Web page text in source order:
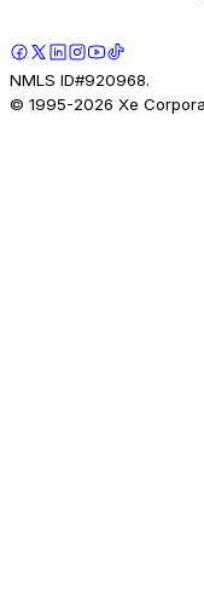
NMLS ID#920968.
© 1995-2026 Xe